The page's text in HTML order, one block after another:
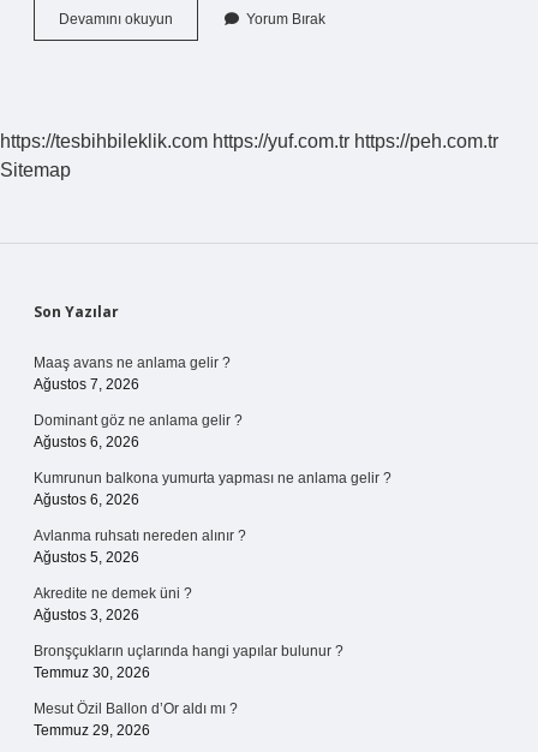
Devamını okuyun
Çorap
Yorum Bırak
https://tesbihbileklik.com https://yuf.com.tr https://peh.com.tr
Sitemap
Sidebar
Son Yazılar
Maaş avans ne anlama gelir ?
Ağustos 7, 2026
Dominant göz ne anlama gelir ?
Ağustos 6, 2026
Kumrunun balkona yumurta yapması ne anlama gelir ?
Ağustos 6, 2026
Avlanma ruhsatı nereden alınır ?
Ağustos 5, 2026
Akredite ne demek üni ?
Ağustos 3, 2026
Bronşçukların uçlarında hangi yapılar bulunur ?
Temmuz 30, 2026
Mesut Özil Ballon d’Or aldı mı ?
Temmuz 29, 2026